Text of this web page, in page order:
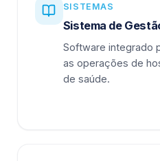
SISTEMAS
Sistema de
Software integrado
as operações de
de saúde.